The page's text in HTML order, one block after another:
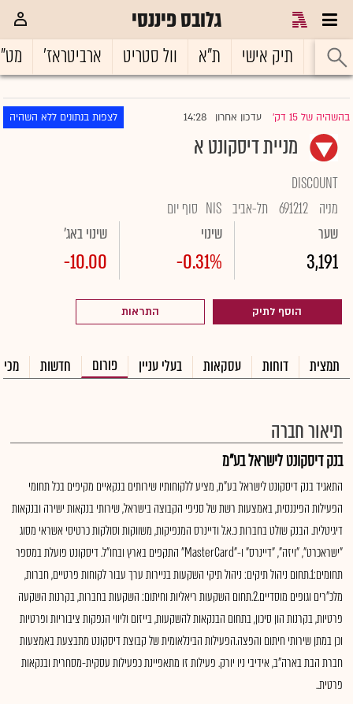
גלובס פיננסי
ראשי תיק אישי ת"א וול סטריט ארביטראז'
בהשהיה של 15 דק' |עדכון אחרון 14:28 לצפות בנתונים ללא השהיה
מניית דיסקונט א
DISCOUNT
מניה 691212 תל-אביב NIS סוף יום
שער
3,191
שינוי
-0.31%
שינוי באג'
-10.00
הוסף לתיק התראות
תמצית דוחות עסקאות בעלי עניין פורום חדשות
תיאור חברה
בנק דיסקונט לישראל בע"מ
התאגיד בנק דיסקונט לישראל בע"מ, מציע ללקוחותיו שירותים בנקאיים מקיפים בכל תחומי
הפעילות הפיננסית, באמצעות רשת של סניפי הקבוצה בישראל, שירותי בנקאות ישירה ובנקאות
דיגיטלית. הבנק שולט בחברות כ.א.ל ודיינרס המנפיקות, משווקות וסולקות כרטיסי אשראי מסוג
"ישראכרט", "ויזה", "דיינרס" ו-"MasterCard" התקפים בארץ ובחו"ל. דיסקונט פועלת במספר
תחומים:1.תחום ניהול תיקים: ניהול תיקי השקעות בניירות ערך עבור לקוחות פרטיים, חברות,
מלכ"רים וגופים מוסדיים.2.תחום השקעות ריאליות וחיתום: השקעות בחברות, בקרנות השקעה
פרטיות, בקרנות הון סיכון, בתחום הבנקאות להשקעות, בייזום וליווי הנפקות ציבוריות ופרטיות
וכן במתן שירותי חיתום והפצה.הפעילות הבינלאומית של קבוצת דיסקונט מתבצעת באמצעות
חברת הבת בארה"ב, אידיבי ניו יורק. פעילות זו מתאפיינת כפעילות עסקית-מסחרית ובנקאות
פרטית..